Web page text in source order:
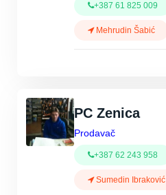
+387 61 825 009
Mehrudin Šabić
PC Zenica
Prodavač
+387 62 243 958
Sumedin Ibraković